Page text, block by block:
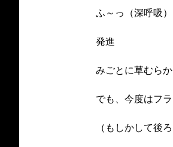
ふ～っ（深呼吸）
発進
みごとに草むら
でも、今度はフ
（もしかして後